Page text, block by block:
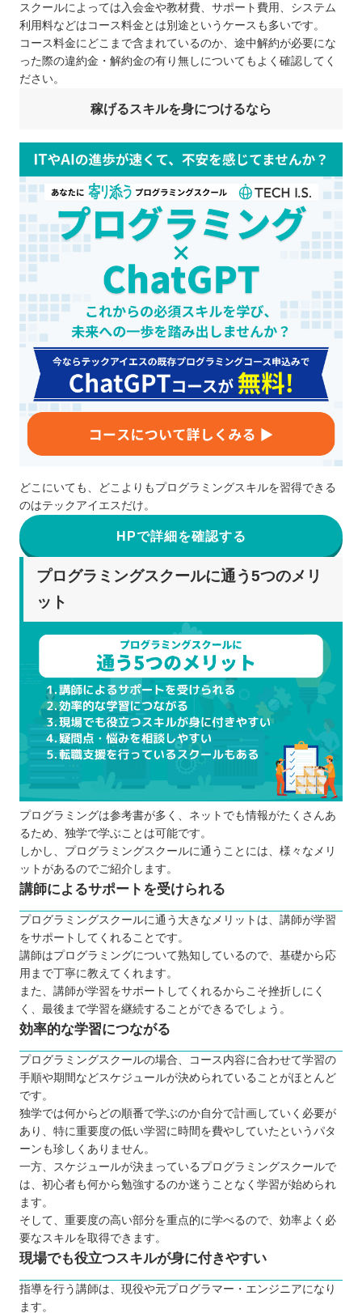
スクールによっては入会金や教材費、サポート費用、システム
利用料などはコース料金とは別途というケースも多いです。
コース料金にどこまで含まれているのか、途中解約が必要にな
った際の違約金・解約金の有り無しについてもよく確認してく
ださい。
稼げるスキルを身につけるなら
どこにいても、どこよりもプログラミングスキルを習得できる
のはテックアイエスだけ。
HPで詳細を確認する
プログラミングスクールに通う5つのメリ
ット
プログラミングは参考書が多く、ネットでも情報がたくさんあ
るため、独学で学ぶことは可能です。
しかし、プログラミングスクールに通うことには、様々なメリ
ットがあるのでご紹介します。
講師によるサポートを受けられる
プログラミングスクールに通う大きなメリットは、講師が学習
をサポートしてくれることです。
講師はプログラミングについて熟知しているので、基礎から応
用まで丁寧に教えてくれます。
また、講師が学習をサポートしてくれるからこそ挫折しにく
く、最後まで学習を継続することができるでしょう。
効率的な学習につながる
プログラミングスクールの場合、コース内容に合わせて学習の
手順や期間などスケジュールが決められていることがほとんど
です。
独学では何からどの順番で学ぶのか自分で計画していく必要が
あり、特に重要度の低い学習に時間を費やしていたというパタ
ーンも珍しくありません。
一方、スケジュールが決まっているプログラミングスクールで
は、初心者も何から勉強するのか迷うことなく学習が始められ
ます。
そして、重要度の高い部分を重点的に学べるので、効率よく必
要なスキルを取得できます。
現場でも役立つスキルが身に付きやすい
指導を行う講師は、現役や元プログラマー・エンジニアになり
ます。